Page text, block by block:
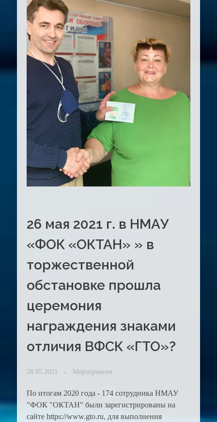
26 мая 2021 г. в НМАУ
«ФОК «ОКТАН» » в
торжественной
обстановке прошла
церемония
награждения знаками
отличия ВФСК «ГТО»?
28.05.2021 Мероприятия
По итогам 2020 года - 174 сотрудника НМАУ
"ФОК "ОКТАН" были зарегистрированы на
сайте https://www.gto.ru, для выполнения